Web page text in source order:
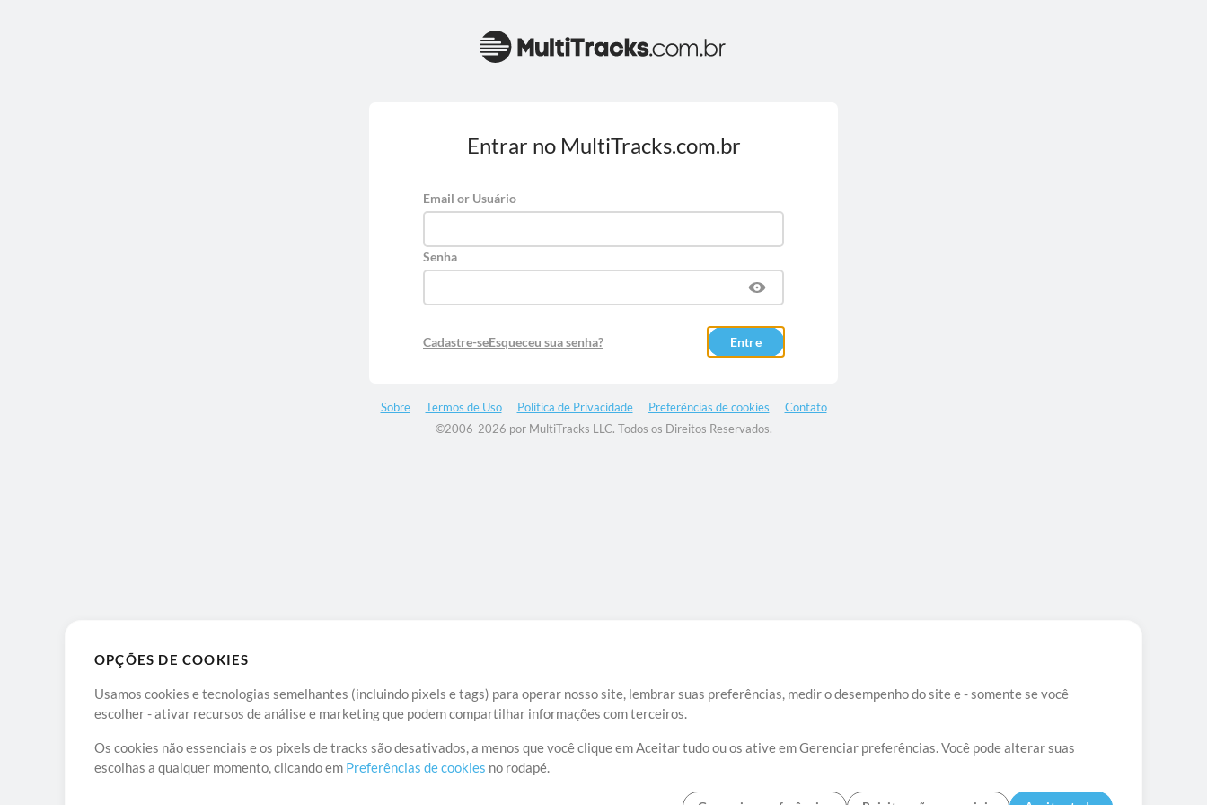
OPÇÕES DE COOKIES
Usamos cookies e tecnologias semelhantes (incluindo pixels e tags) para operar nosso site, lembrar suas preferências, medir o desempenho do site e - somente se você
escolher - ativar recursos de análise e marketing que podem compartilhar informações com terceiros.
Os cookies não essenciais e os pixels de tracks são desativados, a menos que você clique em Aceitar tudo ou os ative em Gerenciar preferências. Você pode alterar suas
escolhas a qualquer momento, clicando em Preferências de cookies no rodapé.
Entrar no MultiTracks.com.br
Email or Usuário
Senha
Cadastre-seEsqueceu sua senha? Entre
Sobre Termos de Uso Política de Privacidade Preferências de cookies
Contato
©2006-2026 por MultiTracks LLC. Todos os Direitos Reservados.